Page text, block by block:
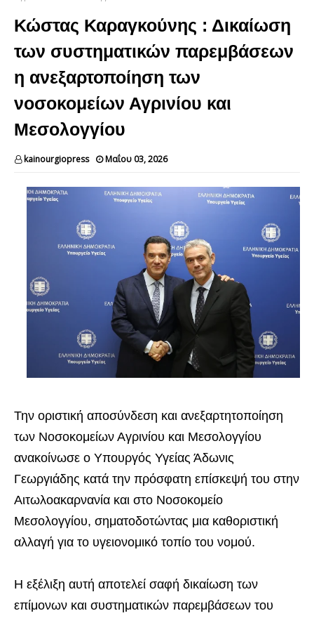
Κώστας Καραγκούνης : Δικαίωση
των συστηματικών παρεμβάσεων
η ανεξαρτοποίηση των
νοσοκομείων Αγρινίου και
Μεσολογγίου
kainourgiopress Μαΐου 03, 2026
Την οριστική αποσύνδεση και ανεξαρτητοποίηση
των Νοσοκομείων Αγρινίου και Μεσολογγίου
ανακοίνωσε ο Υπουργός Υγείας Άδωνις
Γεωργιάδης κατά την πρόσφατη επίσκεψή του στην
Αιτωλοακαρνανία και στο Νοσοκομείο
Μεσολογγίου, σηματοδοτώντας μια καθοριστική
αλλαγή για το υγειονομικό τοπίο του νομού.
Η εξέλιξη αυτή αποτελεί σαφή δικαίωση των
επίμονων και συστηματικών παρεμβάσεων του